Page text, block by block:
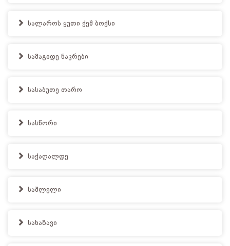
სალაროს ყუთი ქეშ ბოქსი
სამაგიდე ნაკრები
სასაბუთე თარო
სასწორი
საქაღალდე
საშლელი
სახაზავი